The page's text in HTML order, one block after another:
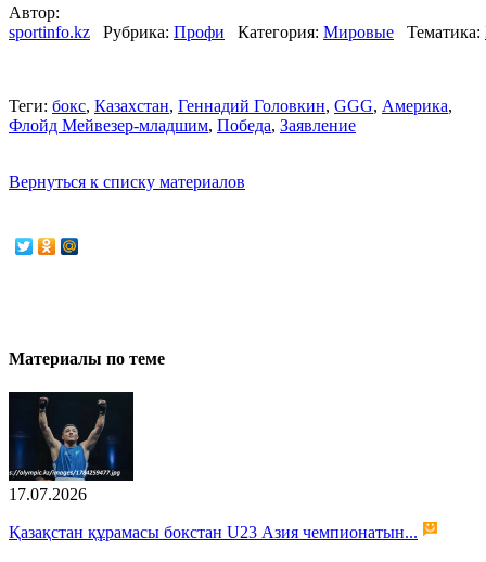
на
Vesti.kz
при
наличии
Vesti.kz
Автор:
sportinfo.kz
Рубрика: Профи Категория: Мировые Тематика:
Теги: бокс, Казахстан, Геннадий Головкин, GGG, Америка,
Флойд Мейвезер-младшим, Победа, Заявление
Вернуться к списку материалов
Материалы по теме
17.07.2026
Қазақстан құрамасы бокстан U23 Азия чемпионатын...